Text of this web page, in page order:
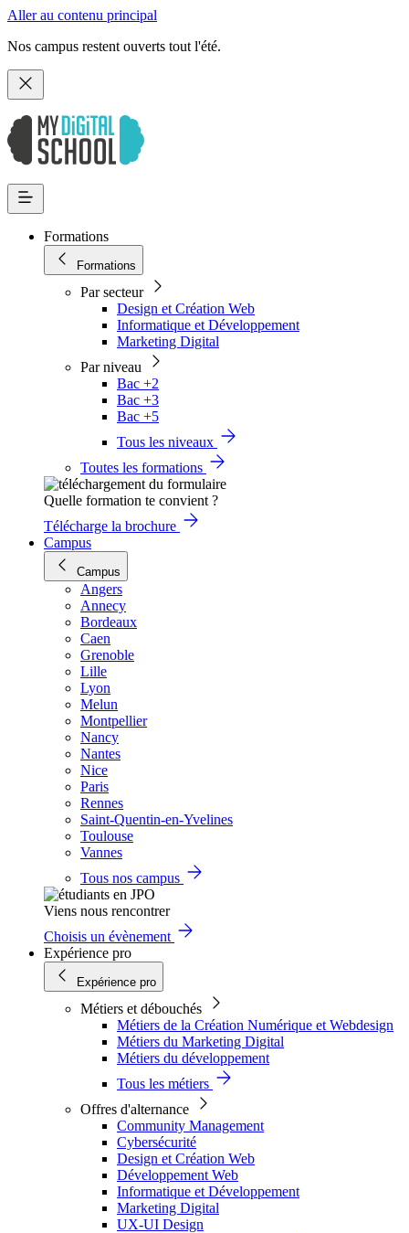
Aller au contenu principal
Nos campus restent ouverts tout l'été.
Formations
Formations
Par secteur
Design et Création Web
Informatique et Développement
Marketing Digital
Par niveau
Bac +2
Bac +3
Bac +5
Tous les niveaux
Toutes les formations
Quelle formation te convient ?
Télécharge la brochure
Campus
Campus
Angers
Annecy
Bordeaux
Caen
Grenoble
Lille
Lyon
Melun
Montpellier
Nancy
Nantes
Nice
Paris
Rennes
Saint-Quentin-en-Yvelines
Toulouse
Vannes
Tous nos campus
Viens nous rencontrer
Choisis un évènement
Expérience pro
Expérience pro
Métiers et débouchés
Métiers de la Création Numérique et Webdesign
Métiers du Marketing Digital
Métiers du développement
Tous les métiers
Offres d'alternance
Community Management
Cybersécurité
Design et Création Web
Développement Web
Informatique et Développement
Marketing Digital
UX-UI Design